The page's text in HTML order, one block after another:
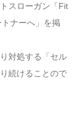
スローガン「Fit
ナーへ」を掲
対処する「セル
続けることので